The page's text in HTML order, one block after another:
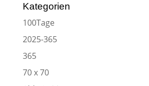
Kategorien
100Tage
2025-365
365
70 x 70